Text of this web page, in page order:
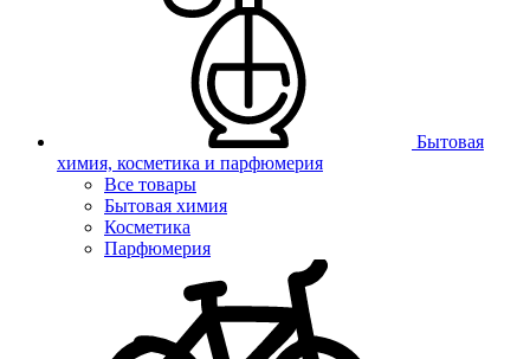
Бытовая
химия, косметика и парфюмерия
Все товары
Бытовая химия
Косметика
Парфюмерия